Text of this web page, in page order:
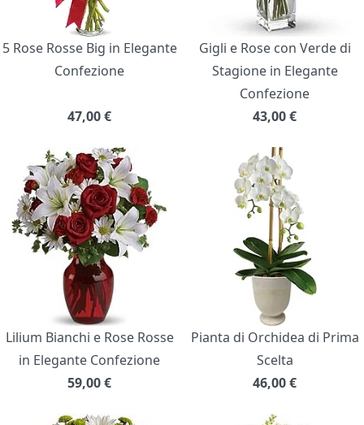
5 Rose Rosse Big in Elegante
Confezione
47,00€
Gigli e Rose con Verde di
Stagione in Elegante
Confezione
43,00€
Lilium Bianchi e Rose Rosse
in Elegante Confezione
59,00€
Pianta di Orchidea di Prima
Scelta
46,00€